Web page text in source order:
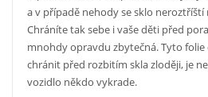
a v případě nehody se sklo
Chráníte tak sebe i vaše děti před
mnohdy opravdu zbytečná. Tyto folie
chránit před rozbitím skla zloději, je
vozidlo někdo vykrade.